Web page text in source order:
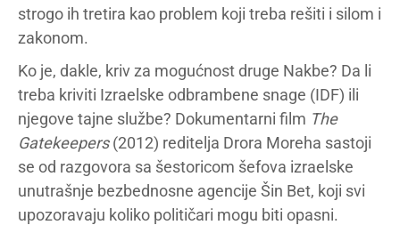
strogo ih tretira kao problem koji treba rešiti i silom i
zakonom.
Ko je, dakle, kriv za mogućnost druge Nakbe? Da li
treba kriviti Izraelske odbrambene snage (IDF) ili
njegove tajne službe? Dokumentarni film The
Gatekeepers(2012) reditelja Drora Moreha sastoji
se od razgovora sa šestoricom šefova izraelske
unutrašnje bezbednosne agencije Šin Bet, koji svi
upozoravaju koliko političari mogu biti opasni.